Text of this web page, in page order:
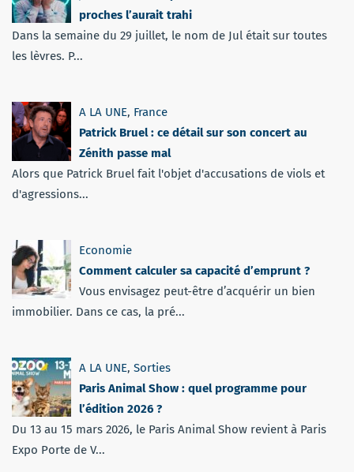
proches l’aurait trahi
Dans la semaine du 29 juillet, le nom de Jul était sur toutes
les lèvres. P...
A LA UNE, France
Patrick Bruel : ce détail sur son concert au
Zénith passe mal
Alors que Patrick Bruel fait l'objet d'accusations de viols et
d'agressions...
Economie
Comment calculer sa capacité d’emprunt ?
Vous envisagez peut-être d’acquérir un bien
immobilier. Dans ce cas, la pré...
A LA UNE, Sorties
Paris Animal Show : quel programme pour
l’édition 2026 ?
Du 13 au 15 mars 2026, le Paris Animal Show revient à Paris
Expo Porte de V...